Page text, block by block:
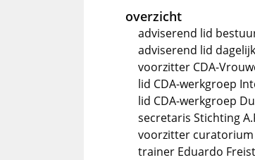
overzicht
adviserend lid
adviserend lid
voorzitter CDA-
lid CDA-werkgroep
lid CDA-werkgroep
secretaris Stichting
voorzitter curatorium
trainer Eduardo